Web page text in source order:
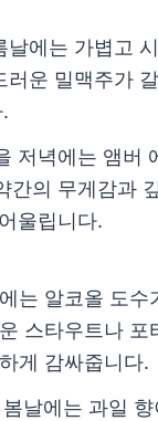
날에는 가볍고
러운 밀맥주가
저녁에는 앰버
간의 무게감과
울립니다.
는 알코올 도수
스타우트나 포
게 감싸줍니다.
날에는 과일